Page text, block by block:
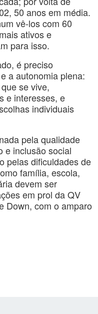
50 anos em média.
vê-los com 60
ativos e
para isso.
é preciso
a autonomia plena:
se vive,
e interesses, e
individuais
pela qualidade
e inclusão social
pelas dificuldades de
família, escola,
devem ser
em prol da QV
Down, com o amparo